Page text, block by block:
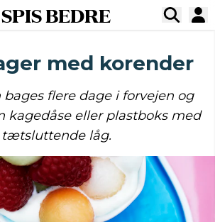
SPIS BEDRE
med korender
bages flere dage i forvejen og
kagedåse eller plastboks med
tætsluttende låg.